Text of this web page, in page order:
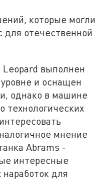
которые могли
для отечественной
Leopard выполнен
и оснащен
однако в машине
технологических
мнение
Abrams -
интересные
для